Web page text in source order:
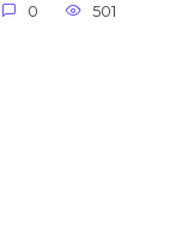
0 501